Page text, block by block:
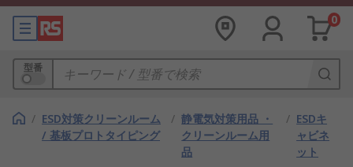
0
型番
/ ESD対策クリーンルーム
/ 基板プロトタイピング
/ 静電気対策用品 ・
クリーンルーム用
品
/ ESDキ
ャビネ
ット